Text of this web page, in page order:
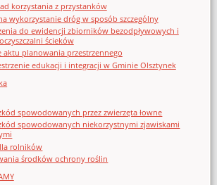
korzystania z przystanków
wykorzystanie dróg w sposób szczególny
do ewidencji zbiorników bezodpływowych i
ścieków
aktu planowania przestrzennego
edukacji i integracji w Gminie Olsztynek
spowodowanych przez zwierzęta łowne
spowodowanych niekorzystnymi zjawiskami
rolników
środków ochrony roślin